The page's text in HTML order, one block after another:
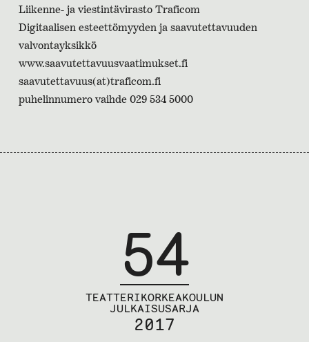
Liikenne- ja viestintävirasto Traficom
Digitaalisen esteettömyyden ja saavutettavuuden
valvontayksikkö
www.saavutettavuusvaatimukset.fi
saavutettavuus(at)traficom.fi
puhelinnumero vaihde 029 534 5000
54
TEATTERIKORKEAKOULUN
JULKAISUSARJA
2017